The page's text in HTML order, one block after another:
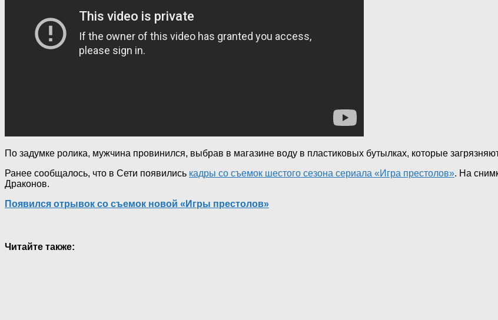
По задумке ролика, мужчина провинился, выбрав в магазине воду в пластиковых бутылках, которые
Ранее сообщалось, что в Сети появились кадры со съемок шестого сезона сериала «Игра престолов». На
Драконов.
Появился отрывок со съемок новой «Игры престолов»
Читайте также: